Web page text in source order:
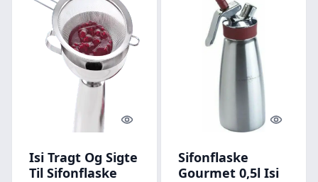
Quick look
Isi Tragt Og Sigte
Til Sifonflaske
Quick
Sifonflaske
Gourmet 0,5l Isi